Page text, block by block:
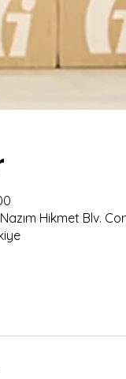
Hikmet Blv.